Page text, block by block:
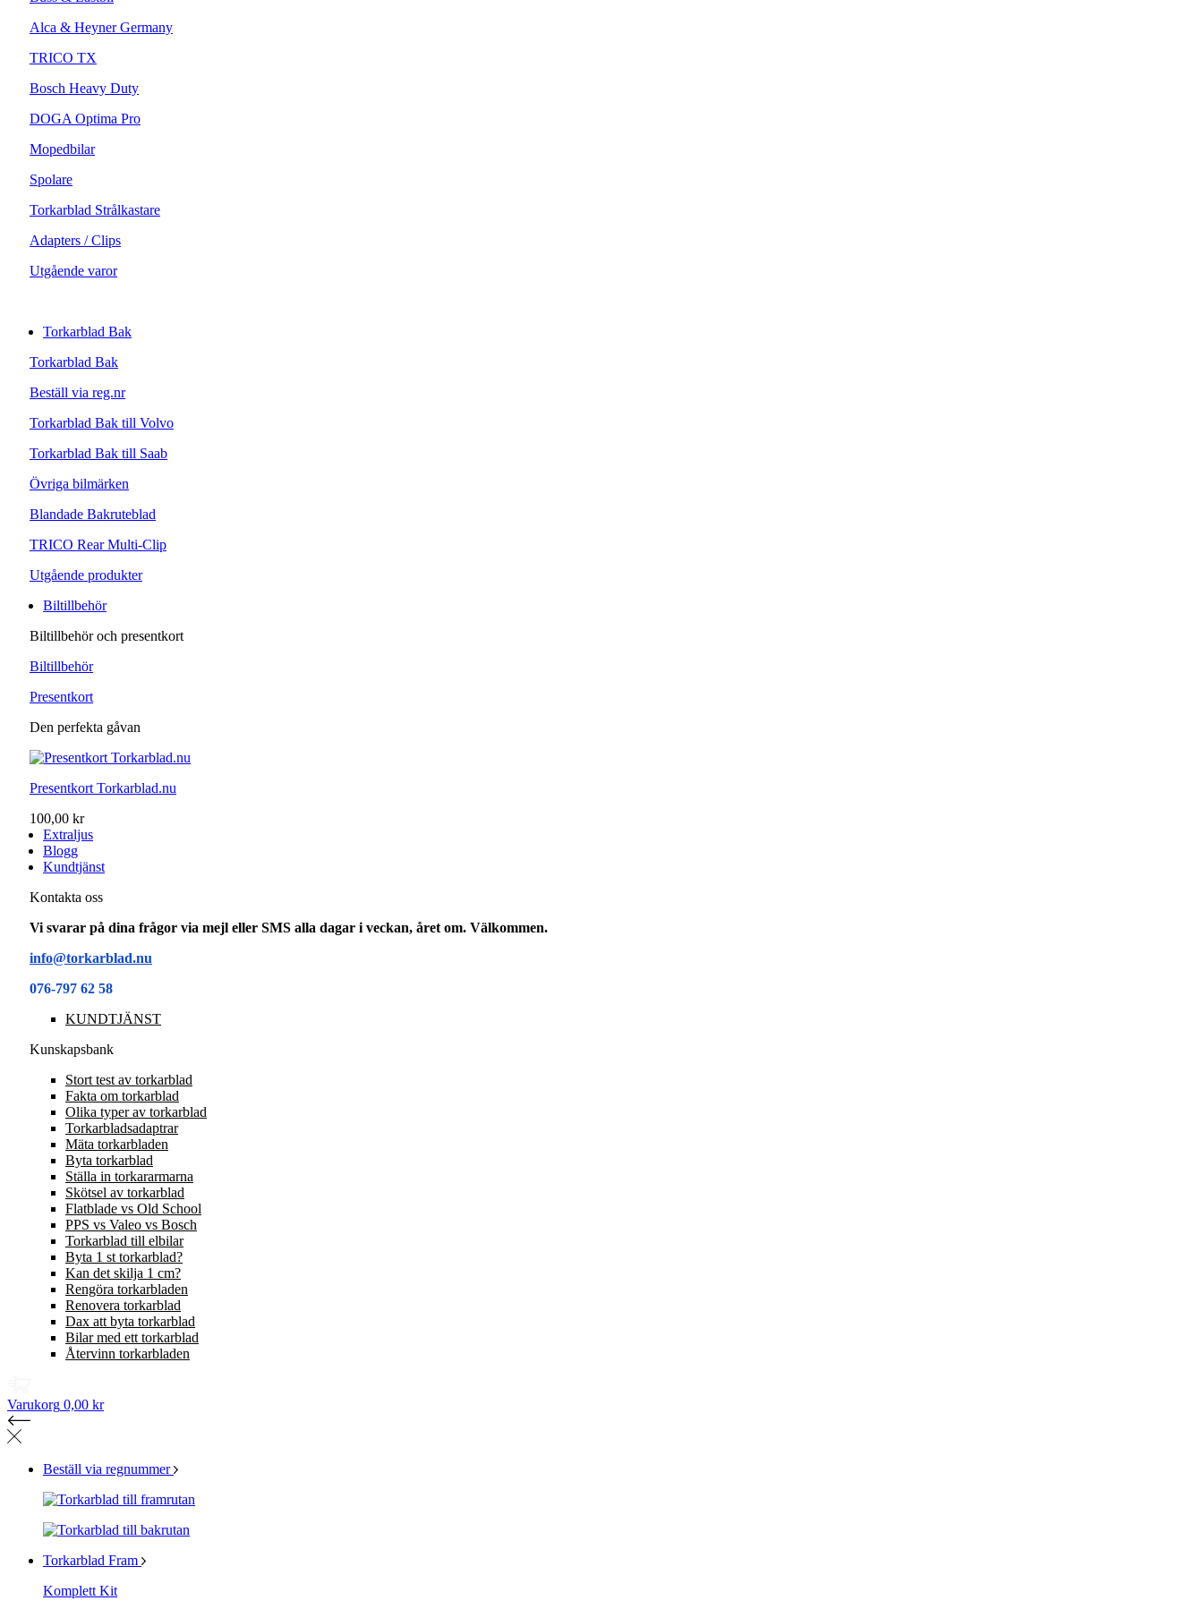
Alca & Heyner Germany
TRICO TX
Bosch Heavy Duty
DOGA Optima Pro
Mopedbilar
Spolare
Torkarblad Strålkastare
Adapters / Clips
Utgående varor
Torkarblad Bak
Torkarblad Bak
Beställ via reg.nr
Torkarblad Bak till Volvo
Torkarblad Bak till Saab
Övriga bilmärken
Blandade Bakruteblad
TRICO Rear Multi-Clip
Utgående produkter
Biltillbehör
Biltillbehör och presentkort
Biltillbehör
Presentkort
Den perfekta gåvan
Presentkort Torkarblad.nu
100,00 kr
Extraljus
Blogg
Kundtjänst
Kontakta oss
Vi svarar på dina frågor via mejl eller SMS alla dagar i veckan, året om. Välkommen.
info@torkarblad.nu
076-797 62 58
KUNDTJÄNST
Kunskapsbank
Stort test av torkarblad
Fakta om torkarblad
Olika typer av torkarblad
Torkarbladsadaptrar
Mäta torkarbladen
Byta torkarblad
Ställa in torkararmarna
Skötsel av torkarblad
Flatblade vs Old School
PPS vs Valeo vs Bosch
Torkarblad till elbilar
Byta 1 st torkarblad?
Kan det skilja 1 cm?
Rengöra torkarbladen
Renovera torkarblad
Dax att byta torkarblad
Bilar med ett torkarblad
Återvinn torkarbladen
Varukorg 0,00 kr
Beställ via regnummer
Torkarblad Fram
Komplett Kit